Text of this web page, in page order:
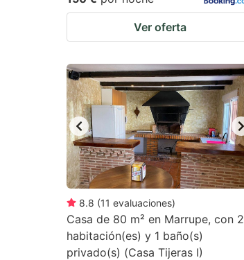
Ver oferta
8.8 (11 evaluaciones)
Casa de 80 m² en Marrupe, con 2
habitación(es) y 1 baño(s)
privado(s) (Casa Tijeras I)